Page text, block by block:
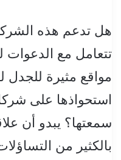
هل تدعم هذه
تتعامل مع
مواقع مثيرة للجدل
استحواذها على
سمعتها؟ يبدو أن
بالكثير من